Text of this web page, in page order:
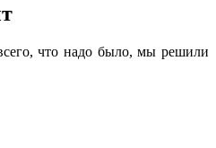
что надо было, мы решили